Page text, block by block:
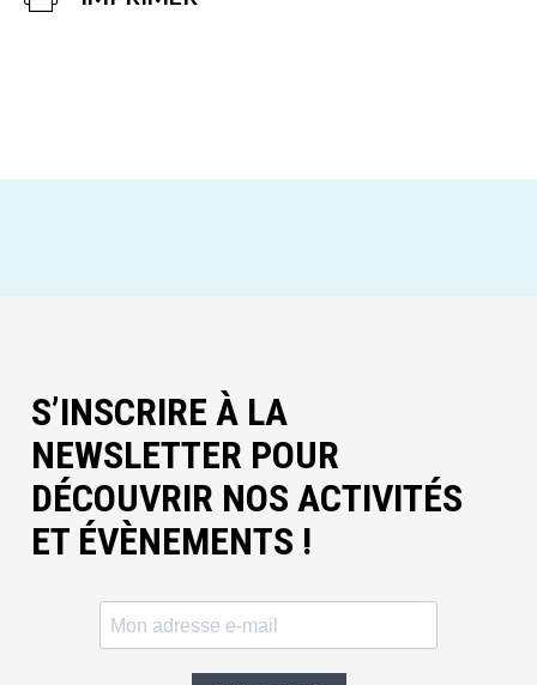
S’INSCRIRE À LA
NEWSLETTER POUR
DÉCOUVRIR NOS ACTIVITÉS
ET ÉVÈNEMENTS !